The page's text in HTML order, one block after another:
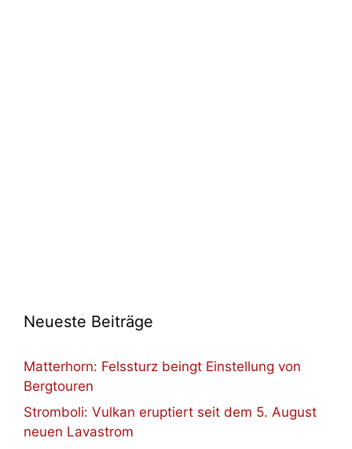
Neueste Beiträge
Matterhorn: Felssturz beingt Einstellung von
Bergtouren
Stromboli: Vulkan eruptiert seit dem 5. August
neuen Lavastrom